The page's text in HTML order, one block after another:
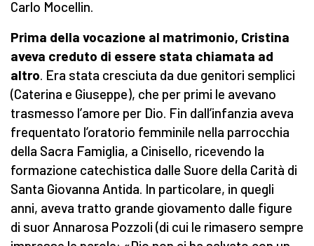
Carlo Mocellin.
Prima della vocazione al matrimonio, Cristina
aveva creduto di essere stata chiamata ad
altro. Era stata cresciuta da due genitori semplici
(Caterina e Giuseppe), che per primi le avevano
trasmesso l’amore per Dio. Fin dall’infanzia aveva
frequentato l’oratorio femminile nella parrocchia
della Sacra Famiglia, a Cinisello, ricevendo la
formazione catechistica dalle Suore della Carità di
Santa Giovanna Antida. In particolare, in quegli
anni, aveva tratto grande giovamento dalle figure
di suor Annarosa Pozzoli (di cui le rimasero sempre